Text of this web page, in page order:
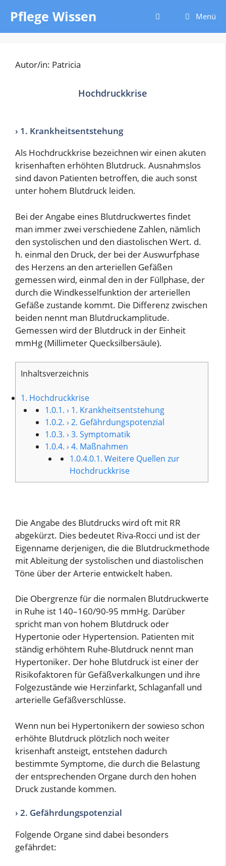
Inhalt
springen
Pflege Wissen Menü
Autor/in: Patricia
Hochdruckkrise
› 1. Krankheitsentstehung
Als Hochdruckkrise bezeichnen wir einen akuten
krisenhaften erhöhten Blutdruck. Ausnahmslos
sind davon Patienten betroffen, die auch sonst
unter hohem Blutdruck leiden.
Bei der Angabe eines Blutdruckwertes findet
man immer zwei verschiedene Zahlen, nämlich
den systolischen und den diastolischen Wert. d.
h. einmal den Druck, der bei der Auswurfphase
des Herzens an den arteriellen Gefäßen
gemessen wird, einmal den in der Füllphase, der
durch die Windkesselfunktion der arteriellen
Gefäße zustande kommt. Die Differenz zwischen
beiden nennt man Blutdruckamplitude.
Gemessen wird der Blutdruck in der Einheit
mmHg (Millimeter Quecksilbersäule).
Inhaltsverzeichnis
1. Hochdruckkrise
1.0.1. › 1. Krankheitsentstehung
1.0.2. › 2. Gefährdungspotenzial
1.0.3. › 3. Symptomatik
1.0.4. › 4. Maßnahmen
1.0.4.0.1. Weitere Quellen zur
Hochdruckkrise
Die Angabe des Blutdrucks wird oft mit RR
abgekürzt. Dies bedeutet Riva-Rocci und ist der
Eigenname derjenigen, die die Blutdruckmethode
mit Ableitung der systolischen und diastolischen
Töne über der Arterie entwickelt haben.
Die Obergrenze für die normalen Blutdruckwerte
in Ruhe ist 140–160/90-95 mmHg. Darüber
spricht man von hohem Blutdruck oder
Hypertonie oder Hypertension. Patienten mit
ständig erhöhtem Ruhe-Blutdruck nennt man
Hypertoniker. Der hohe Blutdruck ist einer der
Risikofaktoren für Gefäßverkalkungen und ihre
Folgezustände wie Herzinfarkt, Schlaganfall und
arterielle Gefäßverschlüsse.
Wenn nun bei Hypertonikern der sowieso schon
erhöhte Blutdruck plötzlich noch weiter
krisenhaft ansteigt, entstehen dadurch
bestimmte Symptome, die durch die Belastung
der entsprechenden Organe durch den hohen
Druck zustande kommen.
› 2. Gefährdungspotenzial
Folgende Organe sind dabei besonders
gefährdet: